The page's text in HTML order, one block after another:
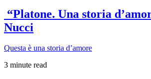
“Platone. Una storia
Nucci
Questa è una storia d’amore
3 minute read